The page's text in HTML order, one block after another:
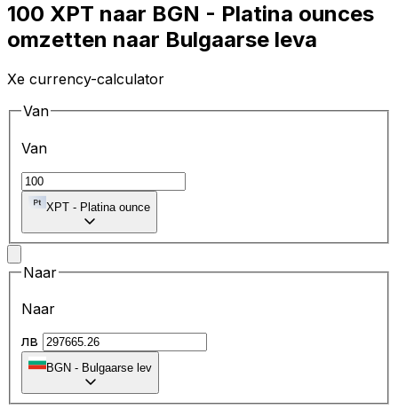
100 XPT naar BGN - Platina ounces
omzetten naar Bulgaarse leva
Xe currency-calculator
Van
Van
XPT - Platina ounce
Naar
Naar
лв
BGN - Bulgaarse lev